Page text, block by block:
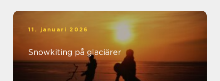
11. januari 2026
Snowkiting på glaciärer